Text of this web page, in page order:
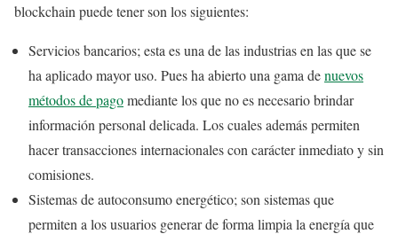
blockchain puede tener son los siguientes:
Servicios bancarios; esta es una de las industrias en las que se
ha aplicado mayor uso. Pues ha abierto una gama denuevos
métodos de pagomediante los que no es necesario brindar
información personal delicada. Los cuales además permiten
hacer transacciones internacionales con carácter inmediato y sin
comisiones.
Sistemas de autoconsumo energético; son sistemas que
permiten a los usuarios generar de forma limpia la energía que